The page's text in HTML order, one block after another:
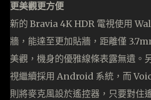
更美觀更方便
新的 Bravia 4K HDR 電視使用
牆，能達至更加貼牆，距離僅
美觀，機身的優雅線條表露無遺。
視繼續採用 Android 系統，而
則將麥克風設於遙控器，只要對住